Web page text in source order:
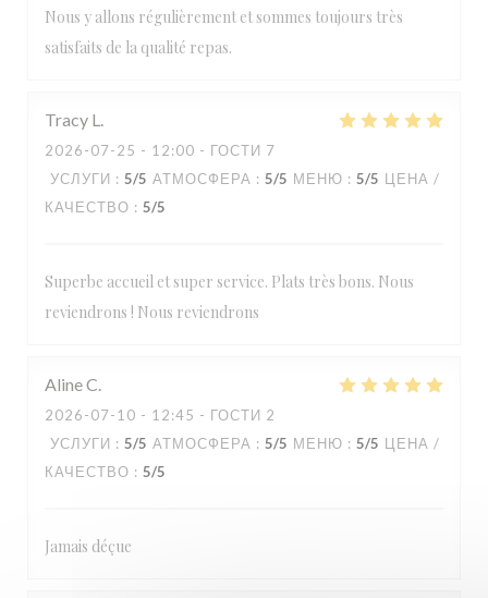
Nous y allons régulièrement et sommes toujours très
satisfaits de la qualité repas.
Tracy L
2026-07-25 - 12:00 - ГОСТИ 7
УСЛУГИ : 5/5 АТМОСФЕРА : 5/5 МЕНЮ : 5/5 ЦЕНА /
КАЧЕСТВО : 5/5
Superbe accueil et super service. Plats très bons. Nous
reviendrons ! Nous reviendrons
AlineC
2026-07-10 - 12:45 - ГОСТИ 2
УСЛУГИ : 5/5 АТМОСФЕРА : 5/5 МЕНЮ : 5/5 ЦЕНА /
КАЧЕСТВО : 5/5
Jamais déçue
Loos'Taminet